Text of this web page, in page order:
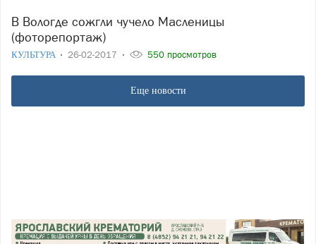
В Вологде сожгли чучело Масленицы
(фоторепортаж)
КУЛЬТУРА 26-02-2017 550 просмотров
Еще новости